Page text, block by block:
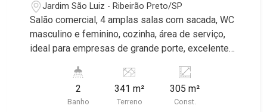
Jardim São Luiz - Ribeirão Preto/SP
Salão comercial, 4 amplas salas com sacada, WC
masculino e feminino, cozinha, área de serviço,
ideal para empresas de grande porte, excelente
Diederichsen. Martinelli Imobiliária, referência no
mercado imobiliário desde 2000. Especialistas
em Venda e Locação! Avenida João Fiúsa, 1051 -
2
Banho
341 m²
Terreno
305 m²
Const.